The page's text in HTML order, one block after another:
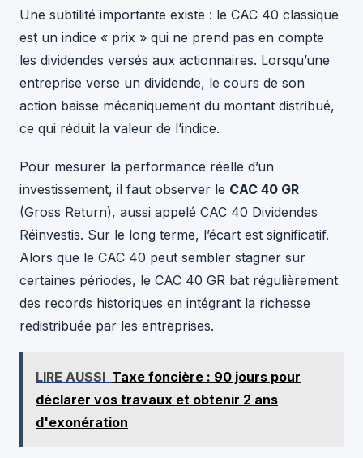
Une subtilité importante existe : le CAC 40 classique
est un indice « prix » qui ne prend pas en compte
les dividendes versés aux actionnaires. Lorsqu’une
entreprise verse un dividende, le cours de son
action baisse mécaniquement du montant distribué,
ce qui réduit la valeur de l’indice.
Pour mesurer la performance réelle d’un
investissement, il faut observer le CAC 40 GR
(Gross Return), aussi appelé CAC 40 Dividendes
Réinvestis. Sur le long terme, l’écart est significatif.
Alors que le CAC 40 peut sembler stagner sur
certaines périodes, le CAC 40 GR bat régulièrement
des records historiques en intégrant la richesse
redistribuée par les entreprises.
LIRE AUSSI Taxe foncière : 90 jours pour
déclarer vos travaux et obtenir 2 ans
d'exonération